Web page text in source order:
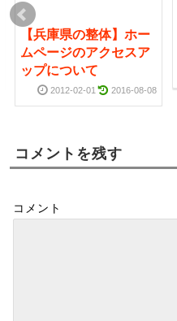
【兵庫県の整体】ホー
ムページのアクセスア
ップについて
2012-02-01 2016-08-08
コメントを残す
コメント